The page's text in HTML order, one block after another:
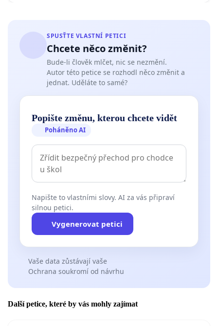
SPUSŤTE VLASTNÍ PETICI
Chcete něco změnit?
Bude-li člověk mlčet, nic se nezmění.
Autor této petice se rozhodl něco změnit a
jednat. Uděláte to samé?
Popište změnu, kterou chcete vidět
Poháněno AI
Napište to vlastními slovy. AI za vás připraví
silnou petici.
Vygenerovat petici
Vaše data zůstávají vaše
Ochrana soukromí od návrhu
Další petice, které by vás mohly zajímat